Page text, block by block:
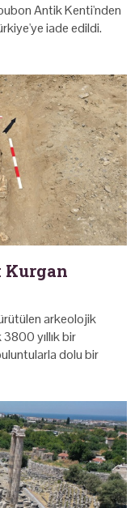
Antik Kenti'nden
iade edildi.
Kurgan
arkeolojik
3800 yıllık bir
dolu bir